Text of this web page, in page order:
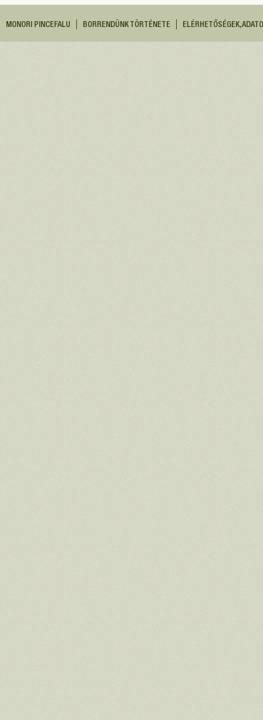
MONORI PINCEFALU BORRENDÜNK TÖRTÉNETE ELÉRHETŐSÉGEK,